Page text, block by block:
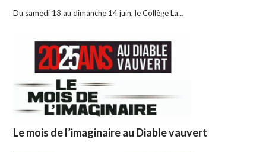
Du samedi 13 au dimanche 14 juin, le Collège La…
Le mois de l’imaginaire au Diable vauvert